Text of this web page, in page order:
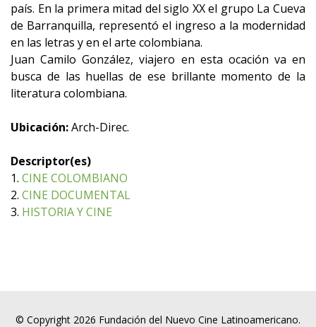
país. En la primera mitad del siglo XX el grupo La Cueva
de Barranquilla, representó el ingreso a la modernidad
en las letras y en el arte colombiana.
Juan Camilo González, viajero en esta ocación va en
busca de las huellas de ese brillante momento de la
literatura colombiana.
Ubicación:Arch-Direc.
Descriptor(es)
1. CINE COLOMBIANO
2. CINE DOCUMENTAL
3. HISTORIA Y CINE
© Copyright 2026 Fundación del Nuevo Cine Latinoamericano.